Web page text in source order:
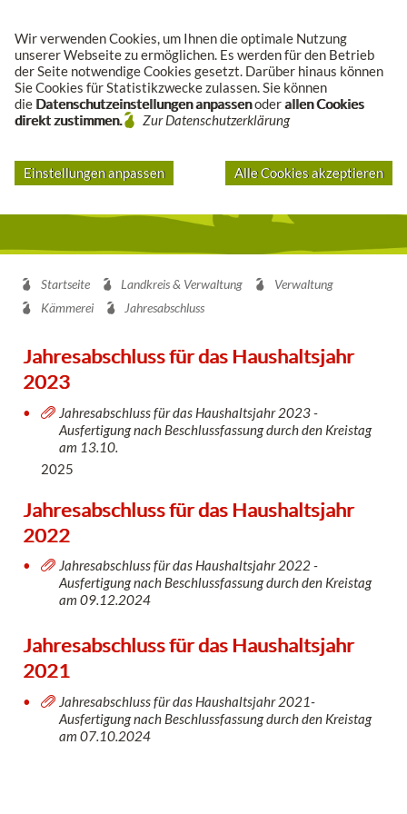
Wir verwenden Cookies, um Ihnen die optimale Nutzung
unserer Webseite zu ermöglichen. Es werden für den Betrieb
der Seite notwendige Cookies gesetzt. Darüber hinaus können
Sie Cookies für Statistikzwecke zulassen. Sie können
die Datenschutzeinstellungen anpassenoderallen Cookies
direkt zustimmen.
Zur Datenschutzerklärung
Einstellungen anpassen Alle Cookies akzeptieren
Startseite Landkreis & Verwaltung
Verwaltung
Kämmerei
Jahresabschluss
Jahresabschluss für das Haushaltsjahr
2023
Jahresabschluss für das Haushaltsjahr 2023 -
Ausfertigung nach Beschlussfassung durch den Kreistag
am 13.10.
2025
Jahresabschluss für das Haushaltsjahr
2022
Jahresabschluss für das Haushaltsjahr 2022 -
Ausfertigung nach Beschlussfassung durch den Kreistag
am 09.12.2024
Jahresabschluss für das Haushaltsjahr
2021
Jahresabschluss für das Haushaltsjahr 2021-
Ausfertigung nach Beschlussfassung durch den Kreistag
am 07.10.2024